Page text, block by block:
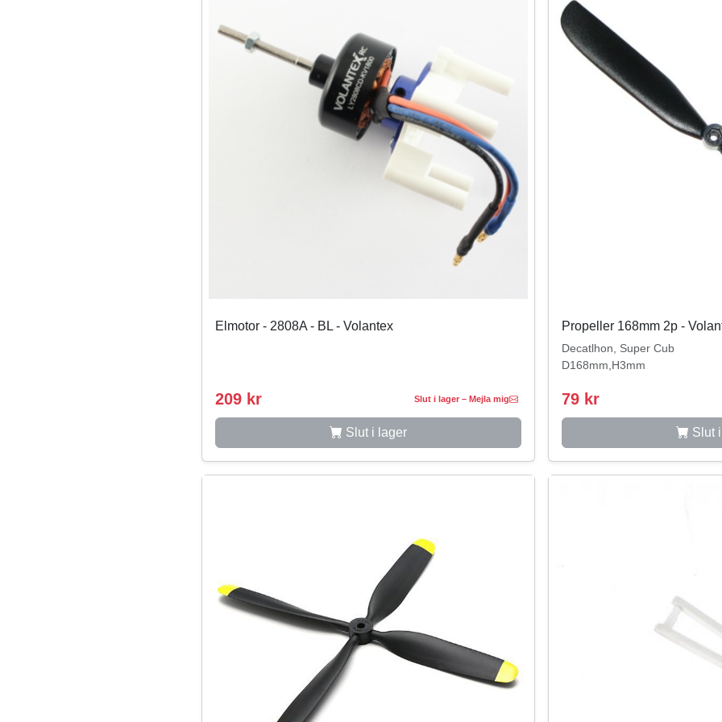
Elmotor - 2808A - BL - Volantex
209 kr Slut i lager – Mejla mig
Slut i lager
Propeller 168mm 2p -
Decatlhon, Super Cub
D168mm,H3mm
79 kr
Slut